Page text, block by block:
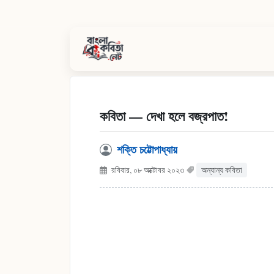
কবিতা — দেখা হলে বজ্রপাত!
শক্তি চট্টোপাধ্যায়
রবিবার, ০৮ অক্টোবর ২০২৩ অন্যান্য কবিতা